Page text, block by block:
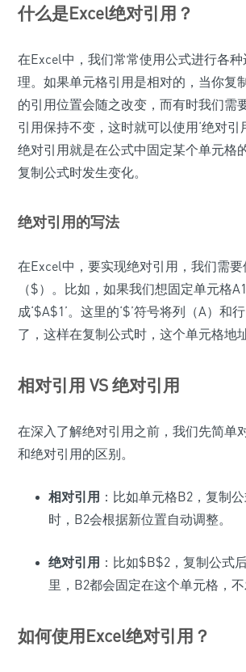
什么是Excel绝对引用？
在Excel中，我们常常使用公式进行各
理。如果单元格引用是相对的，当你复
的引用位置会随之改变，而有时我们需
引用保持不变，这时就可以使用‘绝对引
绝对引用就是在公式中固定某个单元格
复制公式时发生变化。
绝对引用的写法
在Excel中，要实现绝对引用，我们需
（$）。比如，如果我们想固定单元格
成‘$A$1’。这里的‘$’符号将列（A）和
了，这样在复制公式时，这个单元格地
相对引用 VS 绝对引用
在深入了解绝对引用之前，我们先简单
和绝对引用的区别。
相对引用 ：比如单元格B2，复制
时，B2会根据新位置自动调整。
绝对引用 ：比如$B$2，复制公式
里，B2都会固定在这个单元格，不
如何使用Excel绝对引用？